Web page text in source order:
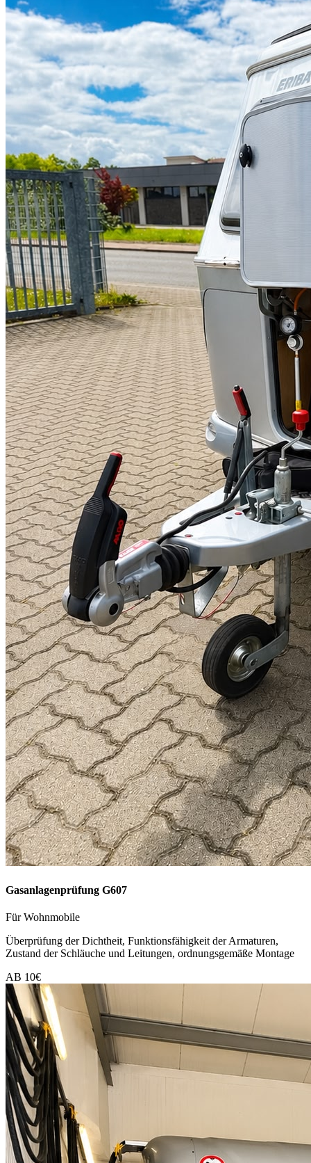
Gasanlagenprüfung G607
Für Wohnmobile
Überprüfung der Dichtheit, Funktionsfähigkeit der Armaturen,
Zustand der Schläuche und Leitungen, ordnungsgemäße Montage
AB 10€